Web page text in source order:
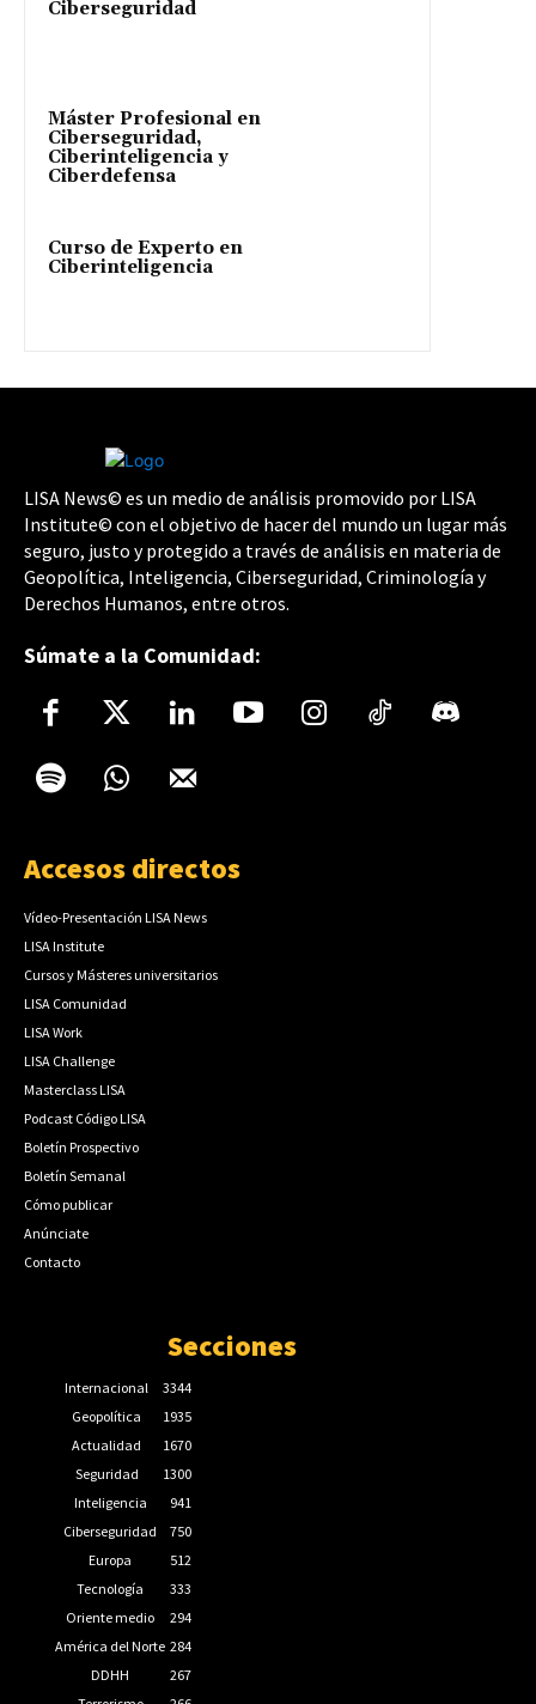
Ciberseguridad
Máster Profesional en
Ciberseguridad,
Ciberinteligencia y
Ciberdefensa
Curso de Experto en
Ciberinteligencia
LISA News© es un medio de análisis promovido por LISA
Institute© con el objetivo de hacer del mundo un lugar más
seguro, justo y protegido a través de análisis en materia de
Geopolítica, Inteligencia, Ciberseguridad, Criminología y
Derechos Humanos, entre otros.
Súmate a la Comunidad:
Accesos directos
Vídeo-Presentación LISA News
LISA Institute
Cursos y Másteres universitarios
LISA Comunidad
LISA Work
LISA Challenge
Masterclass LISA
Podcast Código LISA
Boletín Prospectivo
Boletín Semanal
Cómo publicar
Anúnciate
Contacto
Secciones
Internacional
3344
Geopolítica
1935
Actualidad
1670
Seguridad
1300
Inteligencia
941
Ciberseguridad
750
Europa
512
Tecnología
333
Oriente medio
294
América del Norte 284
DDHH
267